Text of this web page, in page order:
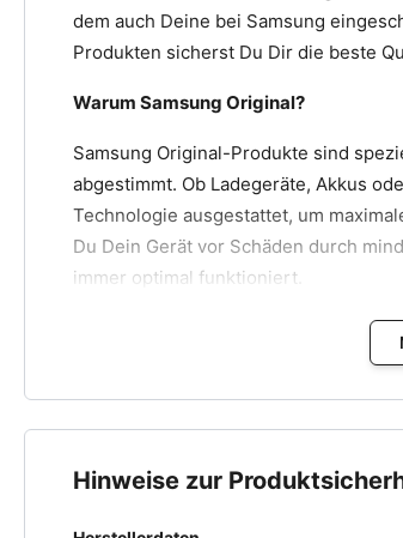
dem auch Deine bei Samsung
Produkten sicherst Du Dir die beste
Warum Samsung Original?
Samsung Original-Produkte sind
abgestimmt. Ob Ladegeräte, Akkus
Technologie ausgestattet, um
Du Dein Gerät vor Schäden durch
immer optimal funktioniert.
Jetzt Samsung Original-Produkte
Hinweise zur